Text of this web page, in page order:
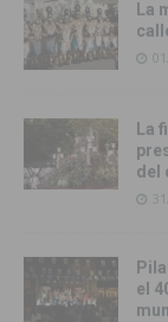
La
La
del
el